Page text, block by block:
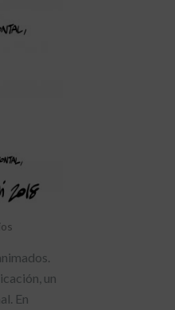
un
En